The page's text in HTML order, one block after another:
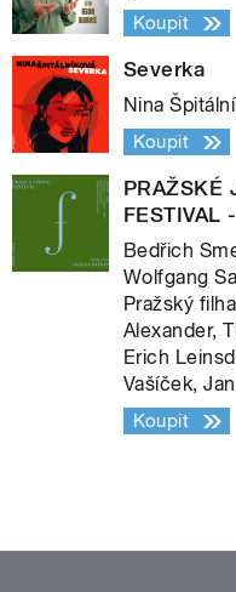
Koupit
Severka
Nina
Koupit
PRAŽSKÉ
FESTIVAL
Bedřich
Wolfgang
Pražský
Alexander,
Erich
Vašíček,
Koupit